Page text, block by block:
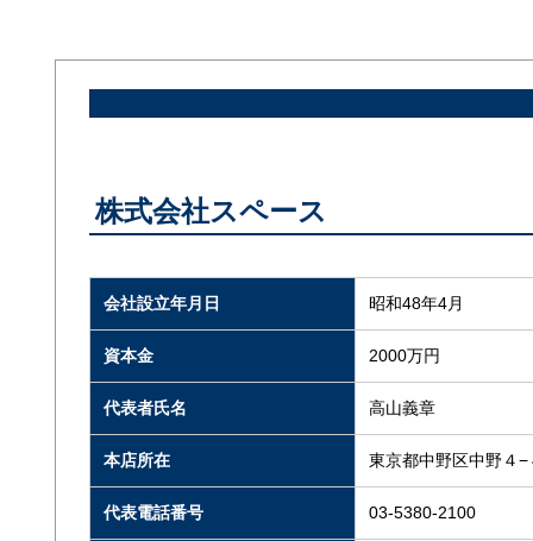
株式会社スペース
会社設立年月日 昭和48年4月
資本金 2000万円
代表者氏名 高山義章
本店所在 東京都中野区中野４−
代表電話番号 03-5380-2100